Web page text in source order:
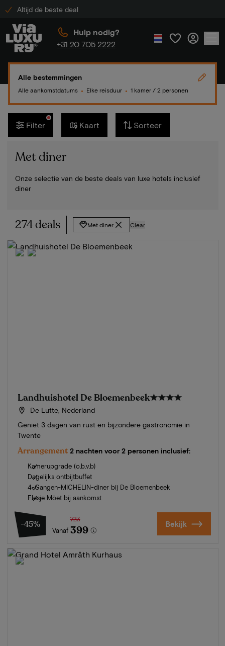
Altijd de beste deal
Hulp nodig?
+31 20 705 2222
Alle bestemmingen
Alle aankomstdatums ● Elke reisduur ● 1 kamer / 2 personen
Filter Kaart Sorteer
Met diner
Onze selectie van de beste deals van luxe hotels inclusief
diner
274 deals Met diner Clear
Landhuishotel De Bloemenbeek★★★★
De Lutte, Nederland
Geniet 3 dagen van rust en bijzondere gastronomie in
Twente
Arrangement 2 nachten voor 2 personen inclusief:
Kamerupgrade (o.b.v.b)
Dagelijks ontbijtbuffet
4-Gangen-MICHELIN-diner bij De Bloemenbeek
Flesje Möet bij aankomst
-45%
Vanaf
723
399 Bekijk